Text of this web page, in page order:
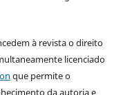
à revista o direito
licenciado
que permite o
da autoria e